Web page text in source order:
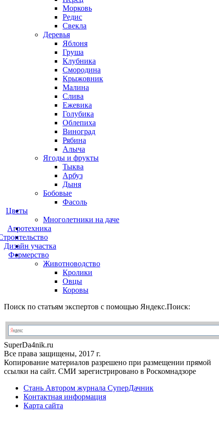
Морковь
Редис
Свекла
Деревья
Яблоня
Груша
Клубника
Смородина
Крыжовник
Малина
Слива
Ежевика
Голубика
Облепиха
Виноград
Рябина
Алыча
Ягоды и фрукты
Тыква
Арбуз
Дыня
Бобовые
Фасоль
Цветы
Многолетники на даче
Агротехника
Дизайн участка
Фермерство
Животноводство
Кролики
Овцы
Коровы
Поиск по статьям экспертов с помощью Яндекс.Поиск:
SuperDa4nik.ru
Все права защищены, 2017 г.
Копирование материалов разрешено при размещении прямой
ссылки на сайт. СМИ зарегистрировано в Роскомнадзоре
Стань Автором журнала СуперДачник
Контактная информация
Карта сайта